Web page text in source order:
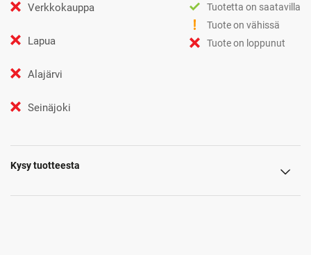
Verkkokauppa
Lapua
Alajärvi
Seinäjoki
Tuotetta on saatavilla
Tuote on vähissä
Tuote on loppunut
Kysy tuotteesta